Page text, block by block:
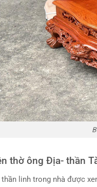
thờ ông Địa- thần
linh trong nhà được